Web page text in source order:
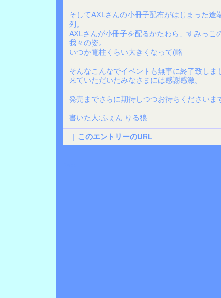
そしてAXLさんの小冊子配布がはじまった途
列。
AXLさんが小冊子を配るかたわら、すみっこ
我々の姿。
いつか電柱くらい大きくなって(略
そんなこんなでイベントも無事に終了致しま
来ていただいたみなさまには感謝感激。
発売までさらに期待しつつお待ちくださいま
書いた人:ふぇん りる狼
| このエントリーのURL